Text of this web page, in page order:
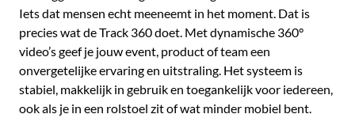
Iets dat mensen echt meeneemt in het moment. Dat is
precies wat de Track 360 doet. Met dynamische 360°
video’s geef je jouw event, product of team een
onvergetelijke ervaring en uitstraling. Het systeem is
stabiel, makkelijk in gebruik en toegankelijk voor iedereen,
ook als je in een rolstoel zit of wat minder mobiel bent.